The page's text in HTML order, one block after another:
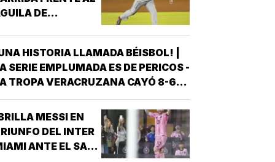
DE
HISTORIA LLAMADA BÉISBOL! |
SERIE EMPLUMADA ES DE PERICOS -
TROPA VERACRUZANA CAYÓ 8-6
LOS PERICOS DE PUEBLA EN EL
JUEGO DE LA ÚLTIMA SERIE
LA TEMPORADA REGULAR EN EL
HERMANOS SERDÁN, CON LO
QUE LOS POBLANOS…
MESSI EN
DEL INTER
ANTE EL SAN